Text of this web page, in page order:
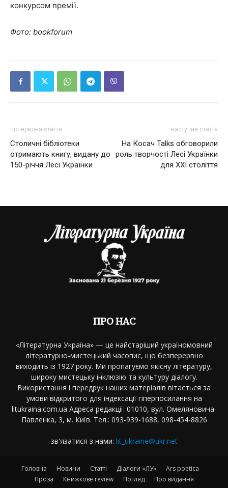
конкурсом премії.
Фото: bookforum
попередня стаття
Столичні бібліотеки
отримають книгу, видану до
150-річчя Лесі Українки
наступна стаття
На Косач Talks обговорили
роль творчості Лесі Українки
для XXI століття
ПРО НАС
«Літературна Україна» — це найстаріший україномовний
літературно-мистецький часопис, що безперервно
виходить із 1927 року. Ми пропагуємо якісну літературу,
широку мистецьку інклюзію та культуру діалогу.
Використання і передрук наших матеріалів вітається за
умови відкритого для індексації гіперпосилання на
litukraina.com.ua Адреса редакції: 01010, вул. Омеляновича-
Павленка, 3, м. Київ. Тел.: 093-939-1688, 098-454-8826
зв'язатися з нами: lit_ukraine@ukr.net
Головна Новини Статті Діалоги «ЛУ»
Ars poetica
Проза
Книжкове review Погляд Про видання